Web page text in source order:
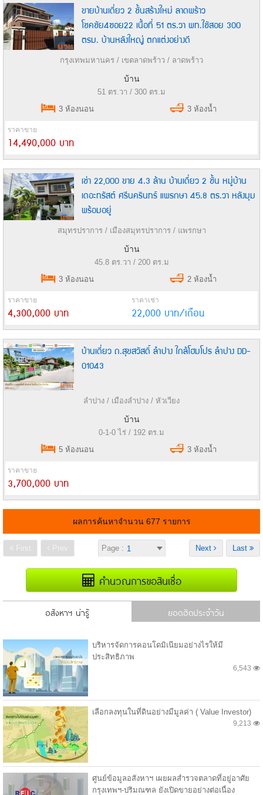
ขายบ้านเดี่ยว 2 ชั้นสร้างใหม่ ลาดพร้าว
โชคชัย4ซอย22 เนื้อที่ 51 ตร.วา พท.ใชัสอย 300
ตรม. บ้านหลังใหญ่ ตกแต่งอย่างดี
กรุงเทพมหานคร / เขตลาดพร้าว / ลาดพร้าว
บ้าน
51 ตร.วา / 300 ตร.ม
3 ห้องนอน
3 ห้องน้ำ
ราคาขาย
14,490,000 บาท
เช่า 22,000 ขาย 4.3 ล้าน บ้านเดี่ยว 2 ชั้น หมู่บ้าน
เดอะทรัสต์ ศรีนครินทร์ แพรกษา 45.8 ตร.วา หลังมุม
พร้อมอยู่
สมุทรปราการ / เมืองสมุทรปราการ / แพรกษา
บ้าน
45.8 ตร.วา / 200 ตร.ม
3 ห้องนอน
2 ห้องน้ำ
ราคาขาย
4,300,000 บาท
ราคาเช่า
22,000 บาท/เดือน
บ้านเดี่ยว ถ.สุขสวัสดิ์ ลำปาง ใกล้โฮมโปร ลำปาง DD-
01043
ลำปาง / เมืองลำปาง / หัวเวียง
บ้าน
0-1-0 ไร่ / 192 ตร.ม
5 ห้องนอน
3 ห้องน้ำ
ราคาขาย
3,700,000 บาท
ผลการค้นหาจำนวน 677 รายการ
First Prev Page : Last
Next
คำนวณการขอสินเชื่อ
อสังหาฯ น่ารู้ ยอดฮิตประจำวัน
บริหารจัดการคอนโดมิเนียมอย่างไรให้มี
ประสิทธิภาพ
6,543
เลือกลงทุนในที่ดินอย่างมีมูลค่า ( Value Investor)
9,213
ศูนย์ข้อมูลอสังหาฯ เผยผลสำรวจตลาดที่อยู่อาศัย
กรุงเทพฯ-ปริมณฑล ยังเปิดขายอย่างต่อเนื่อง